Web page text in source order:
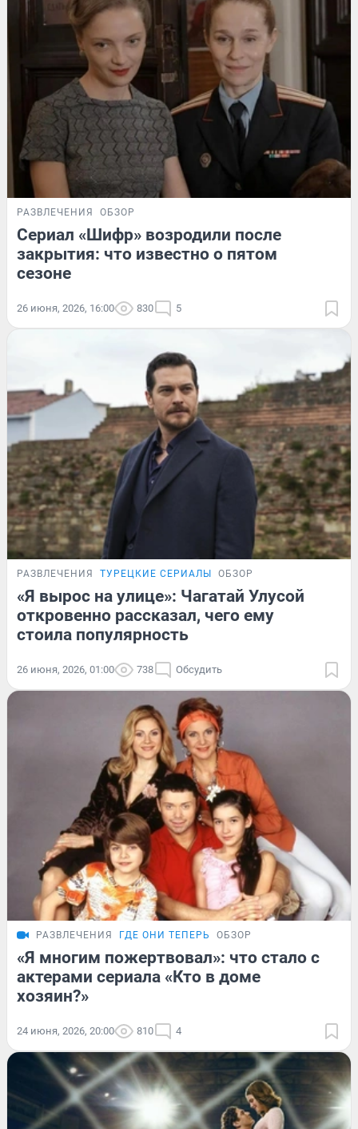
РАЗВЛЕЧЕНИЯ ОБЗОР
Сериал «Шифр» возродили после
закрытия: что известно о пятом
сезоне
26 июня, 2026, 16:00 830 5
РАЗВЛЕЧЕНИЯ ТУРЕЦКИЕ СЕРИАЛЫ ОБЗОР
«Я вырос на улице»: Чагатай Улусой
откровенно рассказал, чего ему
стоила популярность
26 июня, 2026, 01:00 738 Обсудить
РАЗВЛЕЧЕНИЯ ГДЕ ОНИ ТЕПЕРЬ ОБЗОР
«Я многим пожертвовал»: что стало с
актерами сериала «Кто в доме
хозяин?»
24 июня, 2026, 20:00 810 4